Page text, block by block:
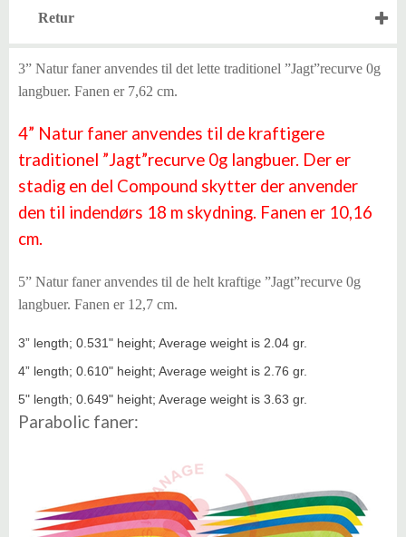
Retur
3” Natur faner anvendes til det lette traditionel ”Jagt”recurve 0g
langbuer. Fanen er 7,62 cm.
4” Natur faner anvendes til de kraftigere
traditionel ”Jagt”recurve 0g langbuer. Der er
stadig en del Compound skytter der anvender
den til indendørs 18 m skydning. Fanen er 10,16
cm.
5” Natur faner anvendes til de helt kraftige ”Jagt”recurve 0g
langbuer. Fanen er 12,7 cm.
3” length; 0.531" height; Average weight is 2.04 gr.
4” length; 0.610" height; Average weight is 2.76 gr.
5" length; 0.649" height; Average weight is 3.63 gr.
Parabolic faner: